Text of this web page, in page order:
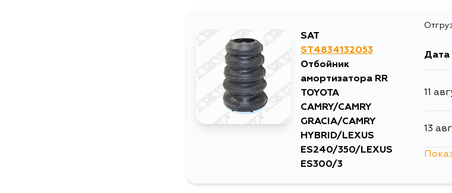
30
30
3
SAT
ST4834132053
Отбойник
амортизатора RR
TOYOTA
CAMRY/CAMRY
GRACIA/CAMRY
HYBRID/LEXUS
ES240/350/LEXUS
ES300/3
Дата
11
13